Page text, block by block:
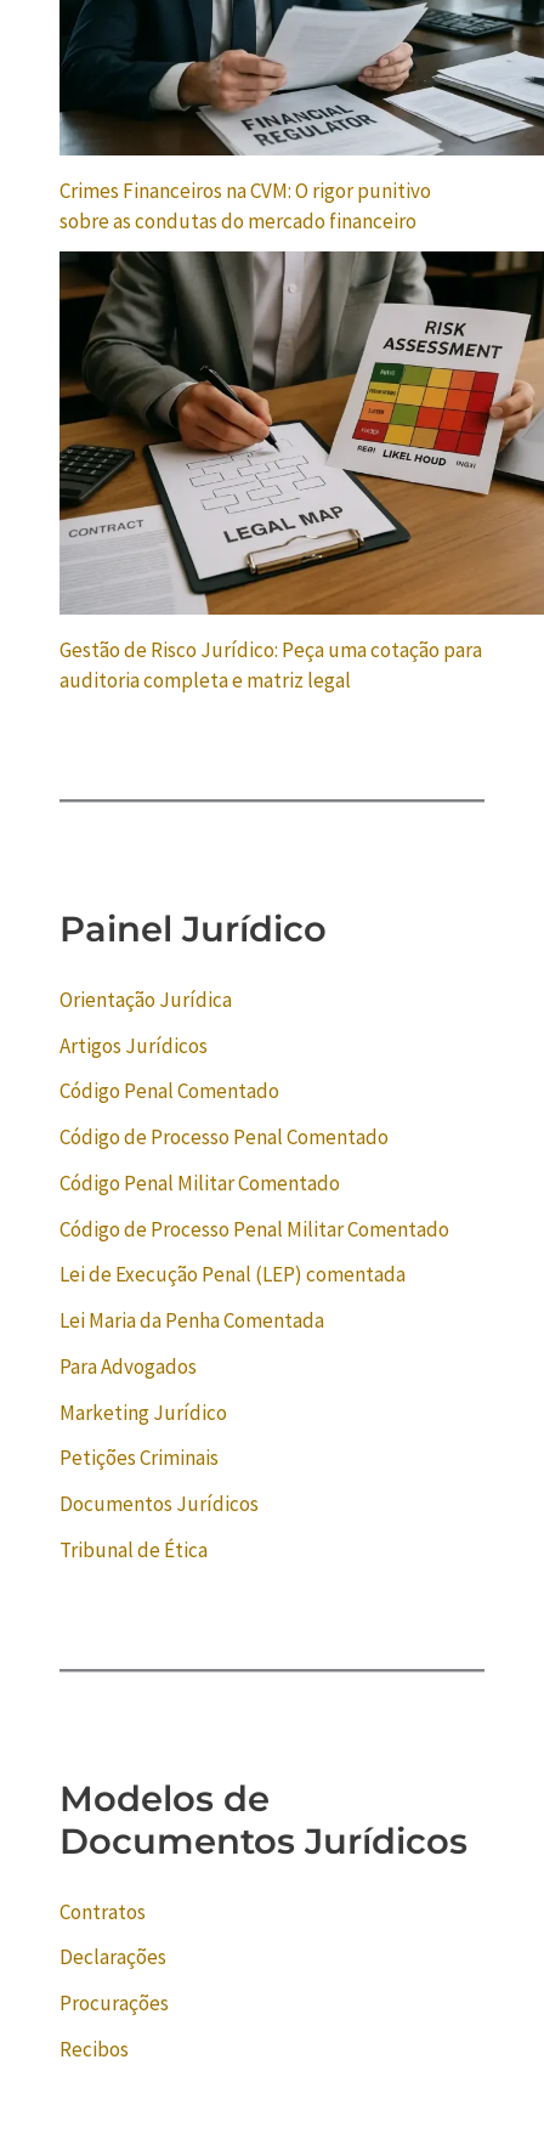
Crimes Financeiros na CVM: O rigor punitivo
sobre as condutas do mercado financeiro
Gestão de Risco Jurídico: Peça uma cotação para
auditoria completa e matriz legal
Painel Jurídico
Orientação Jurídica
Artigos Jurídicos
Código Penal Comentado
Código de Processo Penal Comentado
Código Penal Militar Comentado
Código de Processo Penal Militar Comentado
Lei de Execução Penal (LEP) comentada
Lei Maria da Penha Comentada
Para Advogados
Marketing Jurídico
Petições Criminais
Documentos Jurídicos
Tribunal de Ética
Modelos de
Documentos Jurídicos
Contratos
Declarações
Procurações
Recibos